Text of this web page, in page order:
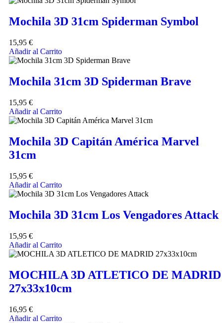
Mochila 3D 31cm Spiderman Symbol
15,95 €
Añadir al Carrito
Mochila 31cm 3D Spiderman Brave
15,95 €
Añadir al Carrito
Mochila 3D Capitán América Marvel
31cm
15,95 €
Añadir al Carrito
Mochila 3D 31cm Los Vengadores Attack
15,95 €
Añadir al Carrito
MOCHILA 3D ATLETICO DE MADRID
27x33x10cm
16,95 €
Añadir al Carrito